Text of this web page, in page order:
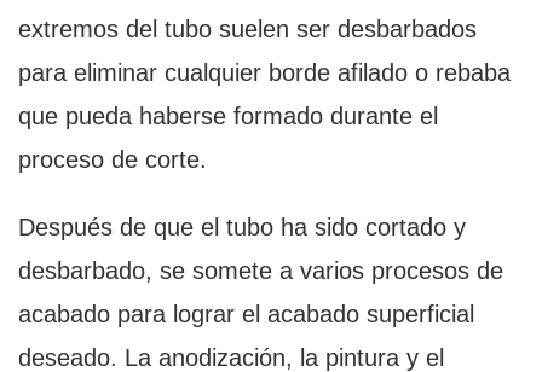
extremos del tubo suelen ser desbarbados
para eliminar cualquier borde afilado o rebaba
que pueda haberse formado durante el
proceso de corte.
Después de que el tubo ha sido cortado y
desbarbado, se somete a varios procesos de
acabado para lograr el acabado superficial
deseado. La anodización, la pintura y el